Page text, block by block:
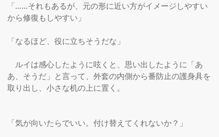
「……それもあるが、元の形に近い方がイメージしやすい
から修復もしやすい」
「なるほど、役に立ちそうだな」
ルイは感心したように呟くと、思い出したように「あ
あ、そうだ」と言って、外套の内側から番防止の護身具を
取り出し、小さな机の上に置く。
「気が向いたらでいい。付け替えてくれないか？」